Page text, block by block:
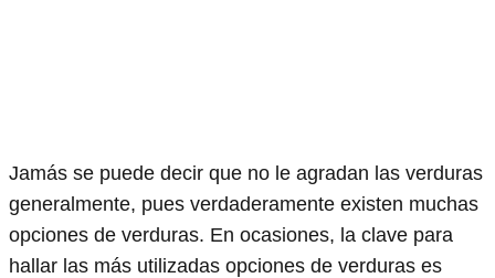
Jamás se puede decir que no le agradan las verduras
generalmente, pues verdaderamente existen muchas
opciones de verduras. En ocasiones, la clave para
hallar las más utilizadas opciones de verduras es